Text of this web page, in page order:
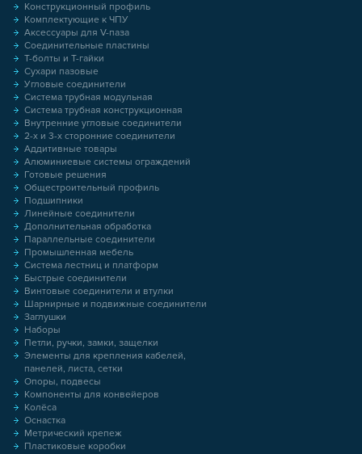
Конструкционный профиль
Комплектующие к ЧПУ
Аксессуары для V-паза
Соединительные пластины
Т-болты и Т-гайки
Сухари пазовые
Угловые соединители
Система трубная модульная
Система трубная конструкционная
Внутренние угловые соединители
2-х и 3-х сторонние соединители
Аддитивные товары
Алюминиевые системы ограждений
Готовые решения
Общестроительный профиль
Подшипники
Линейные соединители
Дополнительная обработка
Параллельные соединители
Промышленная мебель
Система лестниц и платформ
Быстрые соединители
Винтовые соединители и втулки
Шарнирные и подвижные соединители
Заглушки
Наборы
Петли, ручки, замки, защелки
Элементы для крепления кабелей,
панелей, листа, сетки
Опоры, подвесы
Компоненты для конвейеров
Колёса
Оснастка
Метрический крепеж
Пластиковые коробки